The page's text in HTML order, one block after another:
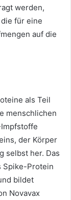
werden,
für eine
auf die
als Teil
menschlichen
der Körper
selbst her. Das
Spike-Protein
bildet
Novavax